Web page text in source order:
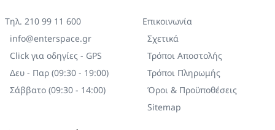
Τηλ. 210 99 11 600
info@enterspace.gr
Click για οδηγίες - GPS
Δευ - Παρ (09:30 - 19:00)
Σάββατο (09:30 - 14:00)
Επικοινωνία
Σχετικά
Τρόποι Αποστολής
Τρόποι Πληρωμής
Όροι & Προϋποθέσεις
Sitemap